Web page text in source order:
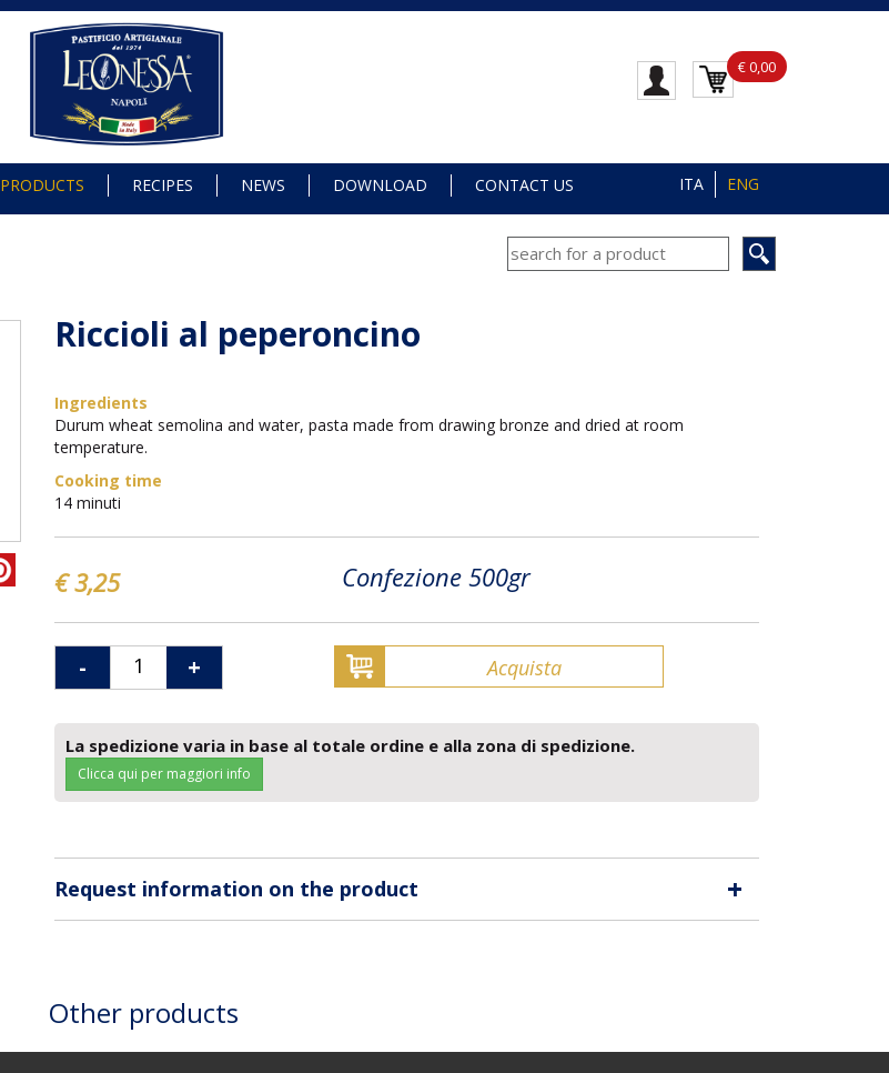
€ 0,00
PRODUCTS RECIPES NEWS DOWNLOAD CONTACT US ITA ENG
Riccioli al peperoncino
Ingredients
Durum wheat semolina and water, pasta made from drawing bronze and dried at room
temperature.
Cooking time
14 minuti
€ 3,25 Confezione 500gr
- + Acquista
La spedizione varia in base al totale ordine e alla zona di spedizione.
Clicca qui per maggiori info
Request information on the product +
Other products